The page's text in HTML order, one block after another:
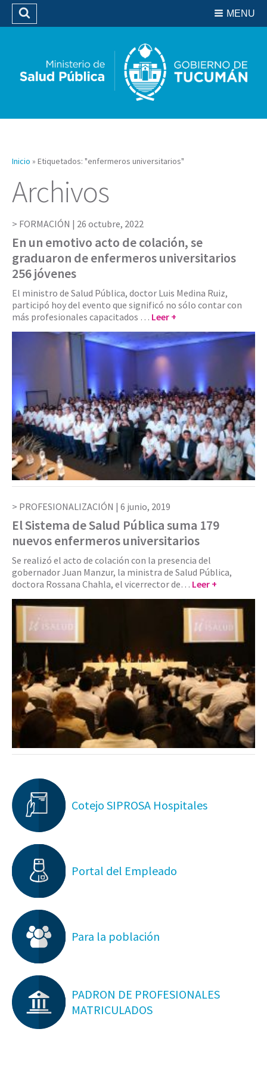
Biblioteca
MENU
Buscar
Inicio » Etiquetados: "enfermeros universitarios"
Archivos
FORMACIÓN | 26 octubre, 2022
En un emotivo acto de colación, se
graduaron de enfermeros universitarios
256 jóvenes
El ministro de Salud Pública, doctor Luis Medina Ruiz,
participó hoy del evento que significó no sólo contar con
más profesionales capacitados … Leer +
PROFESIONALIZACIÓN | 6 junio, 2019
El Sistema de Salud Pública suma 179
nuevos enfermeros universitarios
Se realizó el acto de colación con la presencia del
gobernador Juan Manzur, la ministra de Salud Pública,
doctora Rossana Chahla, el vicerrector de… Leer +
Cotejo SIPROSA Hospitales
Portal del Empleado
Para la población
PADRON DE PROFESIONALES
MATRICULADOS